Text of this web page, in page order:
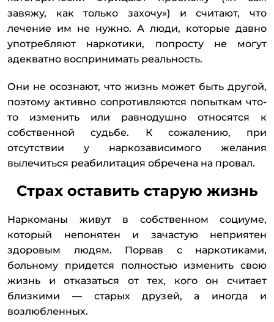
завяжу, как только захочу») и считают, что
лечение им не нужно. А люди, которые давно
употребляют наркотики, попросту не могут
адекватно воспринимать реальность.
Они не осознают, что жизнь может быть другой,
поэтому активно сопротивляются попыткам что-
то изменить или равнодушно относятся к
собственной судьбе. К сожалению, при
отсутствии у наркозависимого желания
вылечиться реабилитация обречена на провал.
Страх оставить старую жизнь
Наркоманы живут в собственном социуме,
который непонятен и зачастую неприятен
здоровым людям. Порвав с наркотиками,
больному придется полностью изменить свою
жизнь и отказаться от тех, кого он считает
близкими — старых друзей, а иногда и
возлюбленных.